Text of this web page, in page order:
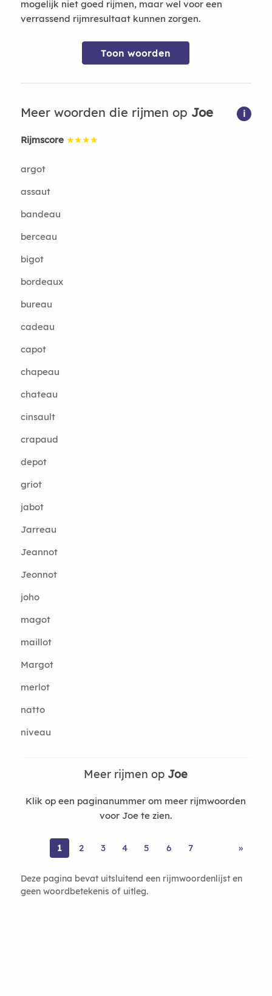
mogelijk niet goed rijmen, maar wel voor een
verrassend rijmresultaat kunnen zorgen.
Toon woorden
Meer woorden die rijmen op Joe i
Rijmscore ★★★★
argot
assaut
bandeau
berceau
bigot
bordeaux
bureau
cadeau
capot
chapeau
chateau
cinsault
crapaud
depot
griot
jabot
Jarreau
Jeannot
Jeonnot
joho
magot
maillot
Margot
merlot
natto
niveau
Meer rijmen op Joe
Klik op een paginanummer om meer rijmwoorden
voor Joe te zien.
1 2 3 4 5 6 7 »
Deze pagina bevat uitsluitend een rijmwoordenlijst en
geen woordbetekenis of uitleg.